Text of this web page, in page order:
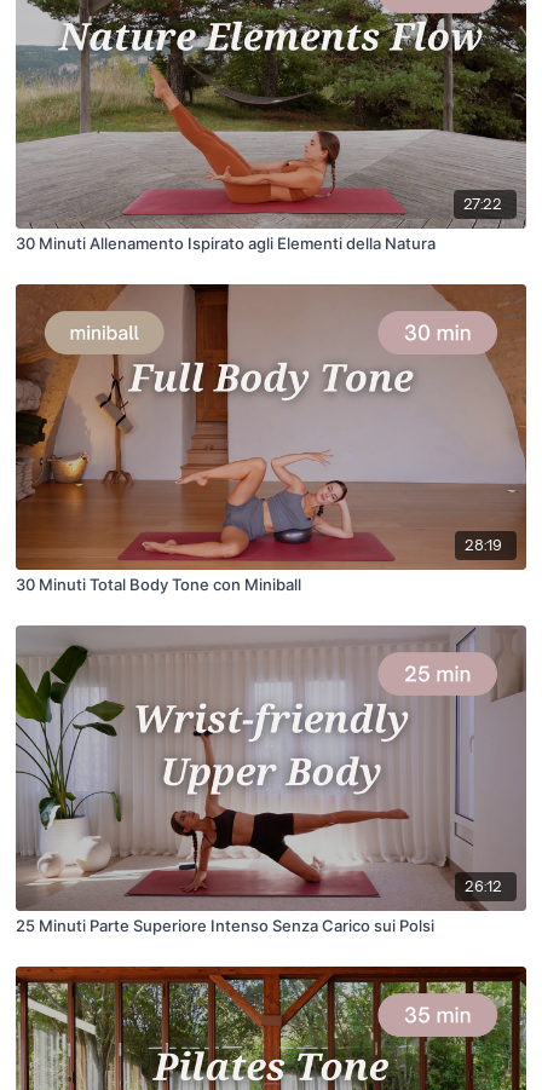
27:22
30 Minuti Allenamento Ispirato agli Elementi della Natura
28:19
30 Minuti Total Body Tone con Miniball
26:12
25 Minuti Parte Superiore Intenso Senza Carico sui Polsi